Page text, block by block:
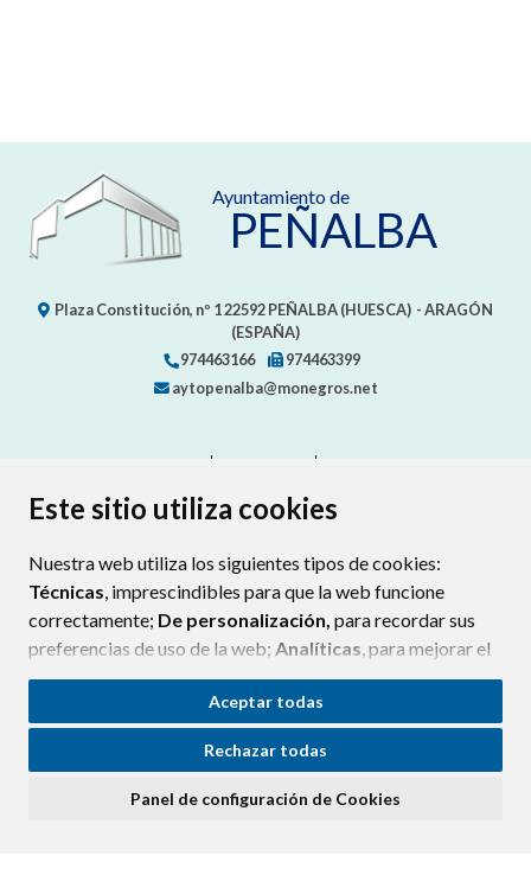
Este sitio utiliza cookies
Nuestra web utiliza los siguientes tipos de cookies:
Técnicas, imprescindibles para que la web funcione
correctamente; De personalización, para recordar sus
preferencias de uso de la web; Analíticas, para mejorar el
funcionamiento de la web y sus servicios.
Si acepta pulsando el botón“Aceptar todas”
consideramos que acepta su uso. Si pulsa el botón
ninguna acción, se guardarán las cookies técnicas
Aceptar todas
Rechazar todas
Panel de configuración de Cookies
Ayuntamiento de
PEÑALBA
Plaza Constitución, nº 122592PEÑALBA (HUESCA) - ARAGÓN
(ESPAÑA)
974463166
974463399
aytopenalba@monegros.net
PROTECCIÓN DE DATOS
POLÍTICA DE COOKIES